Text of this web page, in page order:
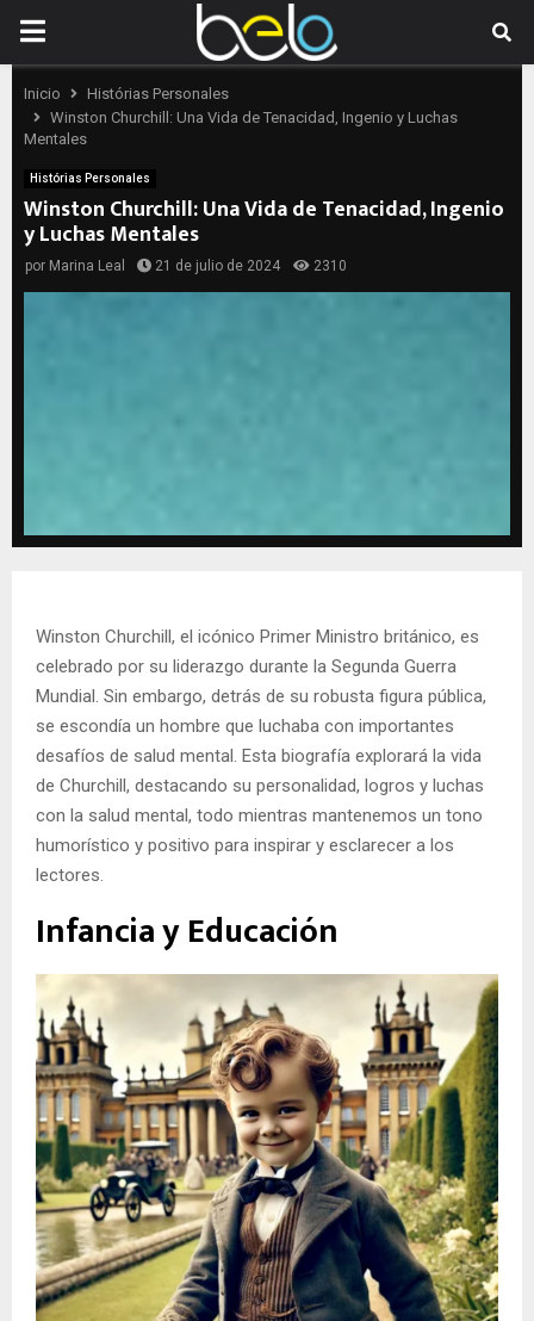
PRIMARY
MENU
Inicio
Histórias Personales
Winston Churchill: Una Vida de Tenacidad, Ingenio y Luchas
Mentales
Histórias Personales
Winston Churchill: Una Vida de Tenacidad, Ingenio
y Luchas Mentales
por Marina Leal 21 de julio de 2024 2310
Winston Churchill, el icónico Primer Ministro británico, es
celebrado por su liderazgo durante la Segunda Guerra
Mundial. Sin embargo, detrás de su robusta figura pública,
se escondía un hombre que luchaba con importantes
desafíos de salud mental. Esta biografía explorará la vida
de Churchill, destacando su personalidad, logros y luchas
con la salud mental, todo mientras mantenemos un tono
humorístico y positivo para inspirar y esclarecer a los
lectores.
Infancia y Educación